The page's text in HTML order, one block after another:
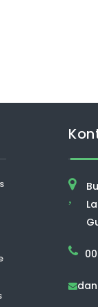
,
